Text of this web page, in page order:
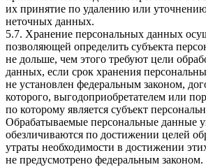
их принятие по удалению или
неточных данных.
5.7. Хранение персональных данных
позволяющей определить субъекта
не дольше, чем этого требуют цели
данных, если срок хранения
не установлен федеральным законом,
которого, выгодоприобретателем или
по которому является субъект
Обрабатываемые персональные данные
обезличиваются по достижении целей
утраты необходимости в достижении
не предусмотрено федеральным законом.